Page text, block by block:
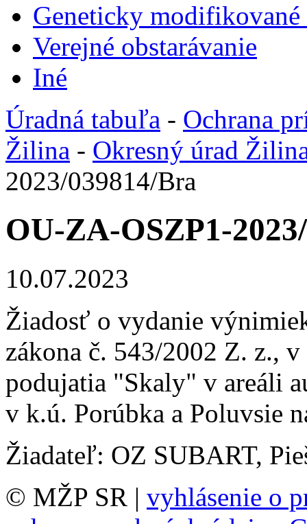
Geneticky
Verejné obstarávanie
Iné
Úradná tabuľa - Ochrana
Žilina - Okresný úrad
2023/039814/Bra
OU-ZA-OSZP1-
10.07.2023
Žiadosť o vydanie
zákona č. 543/2002 Z. z.,
podujatia "Skaly" v areáli
v k.ú. Porúbka a Poluvsie
Žiadateľ: OZ SUBART,
© MŽP SR | vyhlásenie o